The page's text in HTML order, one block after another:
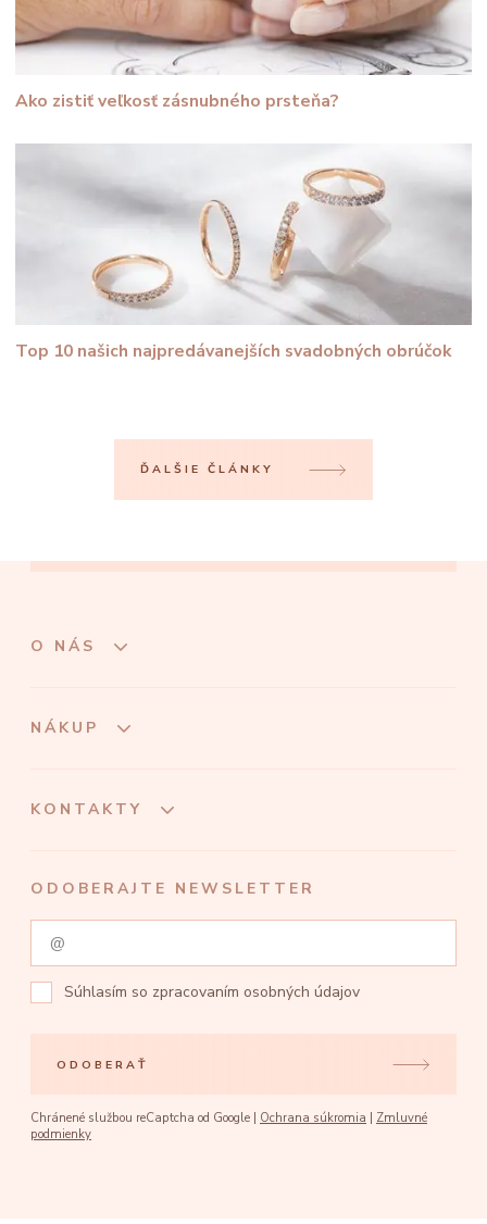
Ako zistiť veľkosť zásnubného prsteňa?
Top 10 našich najpredávanejších svadobných obrúčok
ĎALŠIE ČLÁNKY
O NÁS
NÁKUP
KONTAKTY
ODOBERAJTE NEWSLETTER
Súhlasím so zpracovaním osobných údajov
ODOBERAŤ
Chránené službou reCaptcha od Google | Ochrana súkromia
Zmluvné
podmienky